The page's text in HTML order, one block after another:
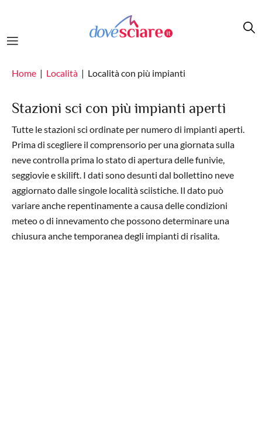
Home Località Località con più impianti
Stazioni sci con più impianti aperti
Tutte le stazioni sci ordinate per numero di impianti aperti.
Prima di scegliere il comprensorio per una giornata sulla
neve controlla prima lo stato di apertura delle funivie,
seggiovie e skilift. I dati sono desunti dal bollettino neve
aggiornato dalle singole località sciistiche. Il dato può
variare anche repentinamente a causa delle condizioni
meteo o di innevamento che possono determinare una
chiusura anche temporanea degli impianti di risalita.